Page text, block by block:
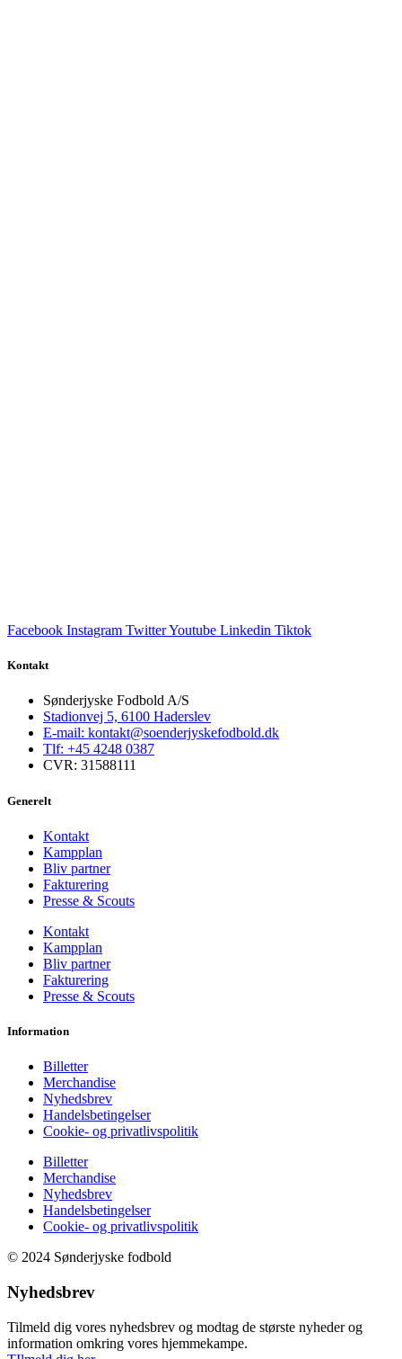
Facebook Instagram TwitterYoutube Linkedin Tiktok
Kontakt
Sønderjyske Fodbold A/S
Stadionvej 5, 6100 Haderslev
E-mail: kontakt@soenderjyskefodbold.dk
Tlf: +45 4248 0387
CVR: 31588111
Generelt
Kontakt
Kampplan
Bliv partner
Fakturering
Presse & Scouts
Kontakt
Kampplan
Bliv partner
Fakturering
Presse & Scouts
Information
Billetter
Merchandise
Nyhedsbrev
Handelsbetingelser
Cookie- og privatlivspolitik
Billetter
Merchandise
Nyhedsbrev
Handelsbetingelser
Cookie- og privatlivspolitik
© 2024 Sønderjyske fodbold
Nyhedsbrev
Tilmeld dig vores nyhedsbrev og modtag de største nyheder og
information omkring vores hjemmekampe.